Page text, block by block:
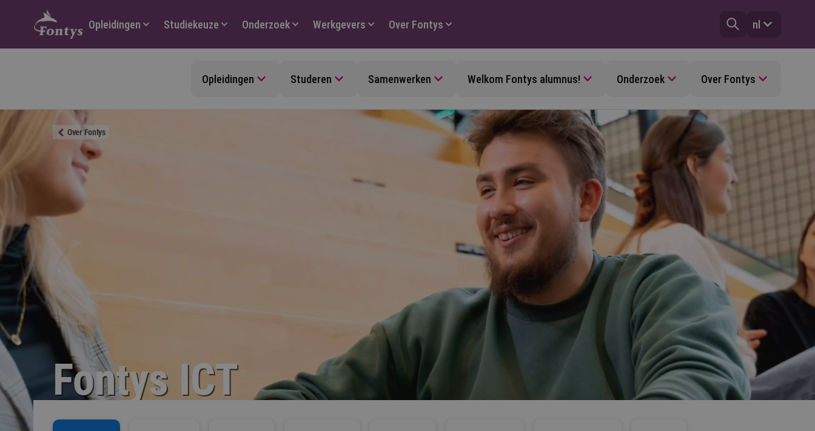
Hoofdmenu
Opleidingen Studiekeuze Onderzoek Werkgevers Over Fontys nl
Opleidingen Studeren Samenwerken Welkom Fontys alumnus! Onderzoek Over Fontys
Over Fontys
Fontys ICT